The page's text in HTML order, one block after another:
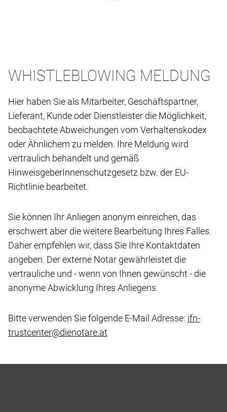
WHISTLEBLOWING MELDUNG
Hier haben Sie als Mitarbeiter, Geschäftspartner,
Lieferant, Kunde oder Dienstleister die Möglichkeit,
beobachtete Abweichungen vom Verhaltenskodex
oder Ähnlichem zu melden. Ihre Meldung wird
vertraulich behandelt und gemäß
HinweisgeberInnenschutzgesetz bzw. der EU-
Richtlinie bearbeitet.
Sie können Ihr Anliegen anonym einreichen, das
erschwert aber die weitere Bearbeitung Ihres Falles.
Daher empfehlen wir, dass Sie Ihre Kontaktdaten
angeben. Der externe Notar gewährleistet die
vertrauliche und - wenn von Ihnen gewünscht - die
anonyme Abwicklung Ihres Anliegens.
Bitte verwenden Sie folgende E-Mail Adresse: ifn-
trustcenter@dienotare.at